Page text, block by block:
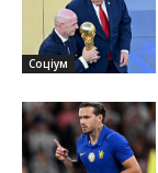
Соціум